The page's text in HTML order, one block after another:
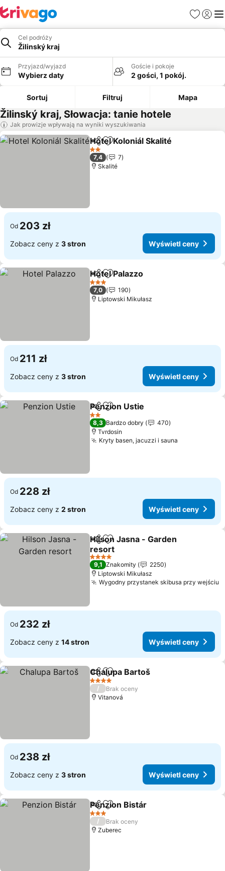
Ulubione
Cel podróży
Žilinský kraj
Przyjazd/wyjazd
Wybierz daty
Goście i pokoje
2 gości, 1 pokój.
Sortuj Filtruj Mapa
Žilinský kraj, Słowacja: tanie hotele
Jak prowizje wpływają na wyniki wyszukiwania
Udostępnij
Dodaj do ulubionych
Hotel Koloniál Skalité
2 Kategoria
7,4
7
Skalité
Od 203 zł
Zobacz ceny z 3 stron Wyświetl ceny
Udostępnij
Dodaj do ulubionych
Hotel Palazzo
3 Kategoria
7,0
190
Liptowski Mikułasz
Od 211 zł
Zobacz ceny z 3 stron Wyświetl ceny
Udostępnij
Dodaj do ulubionych
Penzion Ustie
2 Kategoria
8,3 Bardzo dobry
470
Tvrdosin
Kryty basen, jacuzzi i sauna
Od 228 zł
Zobacz ceny z 2 stron Wyświetl ceny
Udostępnij
Dodaj do ulubionych
Hilson Jasna - Garden
resort
Wyświetl ceny
4 Kategoria
9,1 Znakomity
2250
Liptowski Mikułasz
Wygodny przystanek skibusa przy wejściu
Od 232 zł
Zobacz ceny z 14 stron Wyświetl ceny
Udostępnij
Dodaj do ulubionych
Chalupa Bartoš
4 Kategoria
/
Brak oceny
Vitanová
Od 238 zł
Zobacz ceny z 3 stron Wyświetl ceny
Udostępnij
Dodaj do ulubionych
Penzion Bistár
3 Kategoria
/
Brak oceny
Zuberec